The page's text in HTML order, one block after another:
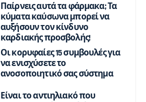
Παίρνεις αυτά τα φάρμακα; Τα
κύματα καύσωνα μπορεί να
αυξήσουν τον κίνδυνο
καρδιακής προσβολής!
Οι κορυφαίες 15 συμβουλές για
να ενισχύσετε το
ανοσοποιητικό σας σύστημα
Είναι το αντιηλιακό που